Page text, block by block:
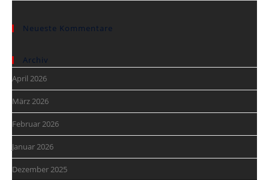
Neueste Kommentare
Archiv
April 2026
März 2026
Februar 2026
Januar 2026
Dezember 2025